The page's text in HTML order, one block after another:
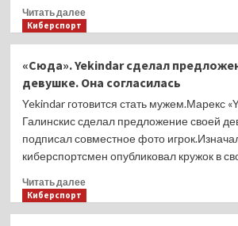
мейджоре
чем
ты,
Читать далееПрочитать
получил
награду
за
мейджора
в
Будапеште
он
не
Киберспорт
«Сюда». Yekindar сделал
девушке. Она согласилась
Yekindar готовится стать мужем.Марекс
Галинскис сделал предложение своей
подписал совместное фото
киберспортсмен опубликовал кружок в
Читать далееПрочитать
Киберспорт